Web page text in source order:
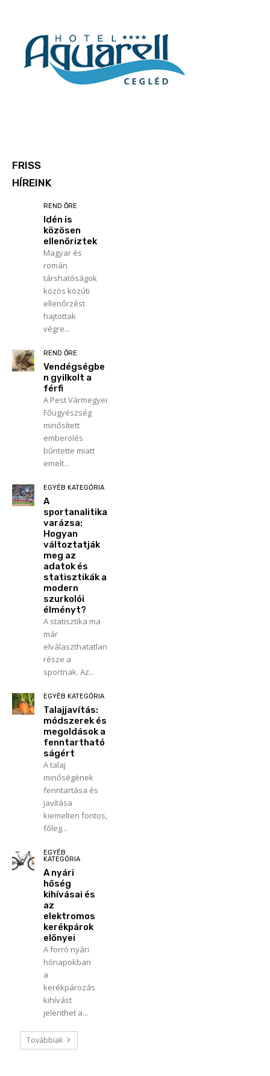
FRISS
HÍREINK
REND ŐRE
Idén is
közösen
ellenőriztek
Magyar és
román
társhatóságok
közös közúti
ellenőrzést
hajtottak
végre...
REND ŐRE
Vendégségbe
n gyilkolt a
férfi
A Pest Vármegyei
Főügyészség
minősített
emberölés
bűntette miatt
emelt...
EGYÉB KATEGÓRIA
A
sportanalitika
varázsa:
Hogyan
változtatják
meg az
adatok és
statisztikák a
modern
szurkolói
élményt?
A statisztika ma
már
elválaszthatatlan
része a
sportnak. Az...
EGYÉB KATEGÓRIA
Talajjavítás:
módszerek és
megoldások a
fenntartható
ságért
A talaj
minőségének
fenntartása és
javítása
kiemelten fontos,
főleg...
EGYÉB
KATEGÓRIA
A nyári
hőség
kihívásai és
az
elektromos
kerékpárok
előnyei
A forró nyári
hónapokban
a
kerékpározás
kihívást
jelenthet a...
Továbbiak